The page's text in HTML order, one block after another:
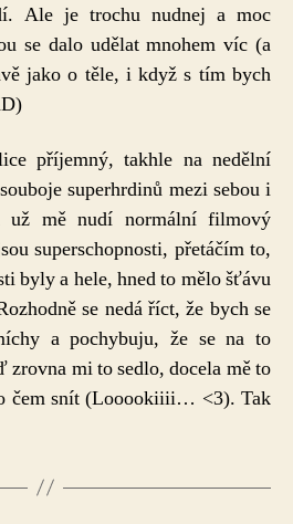
Ale je trochu nudnej a moc
se dalo udělat mnohem víc (a
jako o těle, i když s tím bych
příjemný, takhle na nedělní
superhrdinů mezi sebou i
už mě nudí normální filmový
superschopnosti, přetáčím to,
byly a hele, hned to mělo šťávu
se nedá říct, že bych se
a pochybuju, že se na to
zrovna mi to sedlo, docela mě to
čem snít (Looookiiii… <3). Tak